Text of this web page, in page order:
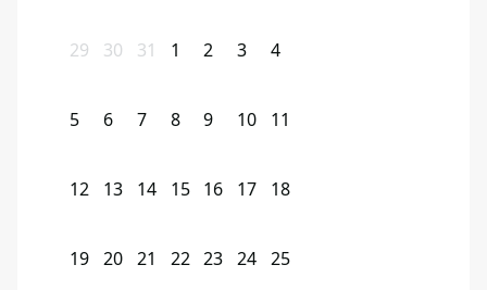
29 30 31 1 2 3 4
5 6 7 8 9 10 11
12 13 14 15 16 17 18
19 20 21 22 23 24 25